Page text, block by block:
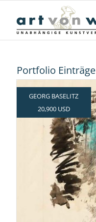
Portfolio Einträge
GEORG BASELITZ
20,900 USD